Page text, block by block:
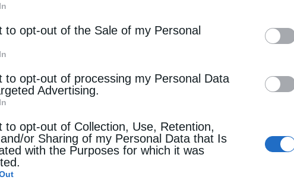
to opt-out of the Sale of my Personal
to opt-out of processing my Personal Data
Advertising.
to opt-out of Collection, Use, Retention,
or Sharing of my Personal Data that Is
with the Purposes for which it was
δύο μητροπολίτες στην Κύπρο
17 Σεπτεμβρίου 2020
έχουν τεθεί τα τελευταία
οι Μητροπολίτες Κιτίου Νεκτάριος
Ησαϊας, λόγω κρουσμάτων κορονοϊού που
σε δύο εργαζόμενους στην Μητρόπολη
Οι δύο εργαζόμενοι προέρχονται από …